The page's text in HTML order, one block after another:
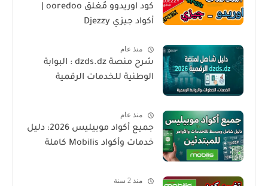
أكواد جيزي Djezzy
منذ عام
شرح منصة dzds.dz : البوابة
الوطنية للخدمات الرقمية
منذ عام
جميع أكواد موبيليس 2026: دليل
خدمات وأكواد Mobilis كاملة
منذ 2 سنة